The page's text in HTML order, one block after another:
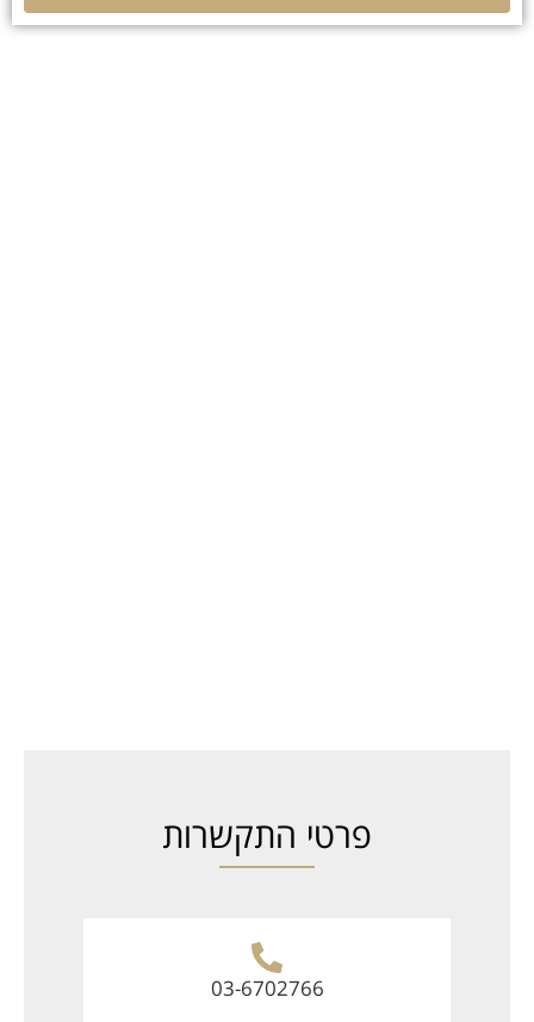
פרטי התקשרות
03-6702766